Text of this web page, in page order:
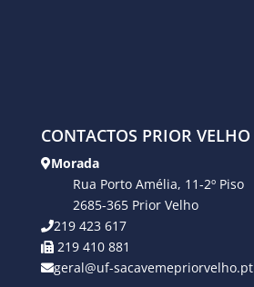
CONTACTOS PRIOR VELHO
Morada
Rua Porto Amélia, 11-2º Piso
2685-365 Prior Velho
219 423 617
219 410 881
geral@uf-sacavemepriorvelho.pt